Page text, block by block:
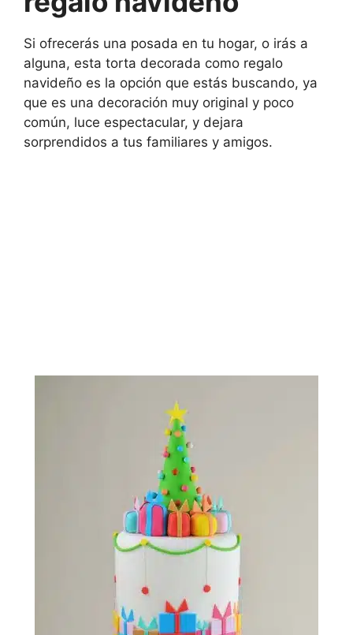
Si ofrecerás una posada en tu hogar, o irás a
alguna, esta torta decorada como regalo
navideño es la opción que estás buscando, ya
que es una decoración muy original y poco
común, luce espectacular, y dejara
sorprendidos a tus familiares y amigos.